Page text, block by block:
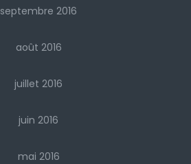
septembre 2016
août 2016
juillet 2016
juin 2016
mai 2016